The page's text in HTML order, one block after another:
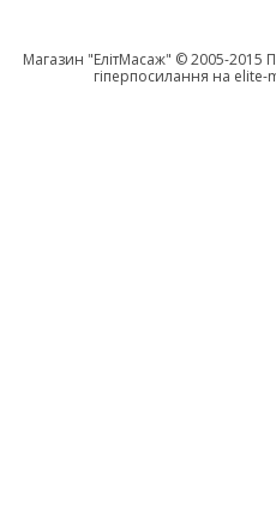
Магазин "EлітМасаж" © 2005-2015
гіперпосилання на elite-